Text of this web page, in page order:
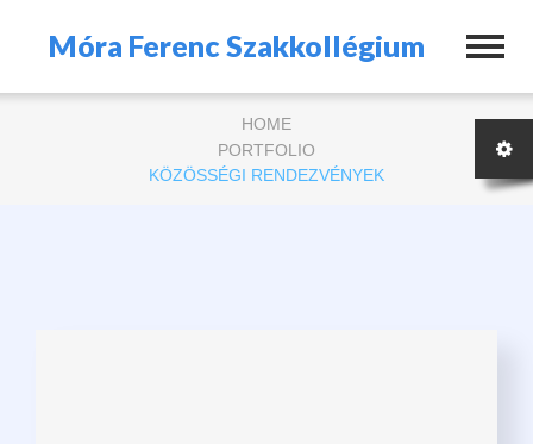
Móra Ferenc Szakkollégium
HOME
PORTFOLIO
KÖZÖSSÉGI RENDEZVÉNYEK